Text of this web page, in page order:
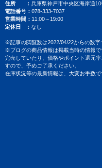
住所
兵庫県神戸市中央区海岸通
電話番号
078-333-7037
営業時間
11:00～19:00
定休日
なし
※記事の閲覧数は2022/04/22からの数字
※ブログの商品情報は掲載当時の情報で
完売していたり、価格やポイント還元
すので、予めご了承ください。
在庫状況等の最新情報は、大変お手数